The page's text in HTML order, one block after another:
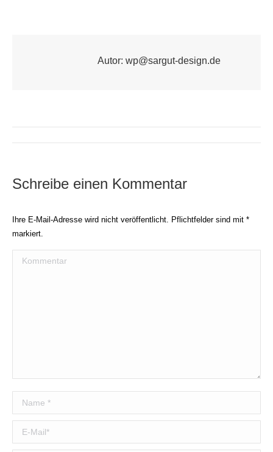
Autor: wp@sargut-design.de
Schreibe einen Kommentar
Ihre E-Mail-Adresse wird nicht veröffentlicht. Pflichtfelder sind mit *
markiert.
Kommentar
Name *
E-Mail *